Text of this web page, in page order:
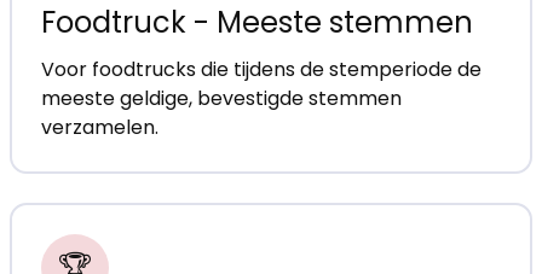
Foodtruck - Meeste stemmen
Voor foodtrucks die tijdens de stemperiode de
meeste geldige, bevestigde stemmen
verzamelen.